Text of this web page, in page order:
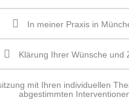
In meiner Praxis in
Klärung Ihrer Wünsche und
mit Ihren individuellen
abgestimmten